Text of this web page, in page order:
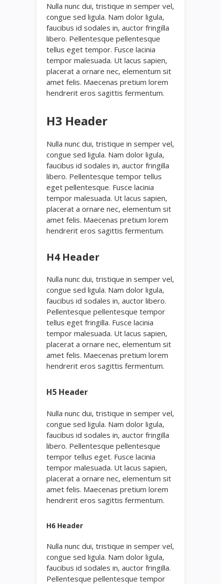
Nulla nunc dui, tristique in semper vel,
congue sed ligula. Nam dolor ligula,
faucibus id sodales in, auctor fringilla
libero. Pellentesque pellentesque
tellus eget tempor. Fusce lacinia
tempor malesuada. Ut lacus sapien,
placerat a ornare nec, elementum sit
amet felis. Maecenas pretium lorem
hendrerit eros sagittis fermentum.
H3 Header
Nulla nunc dui, tristique in semper vel,
congue sed ligula. Nam dolor ligula,
faucibus id sodales in, auctor fringilla
libero. Pellentesque tempor tellus
eget pellentesque. Fusce lacinia
tempor malesuada. Ut lacus sapien,
placerat a ornare nec, elementum sit
amet felis. Maecenas pretium lorem
hendrerit eros sagittis fermentum.
H4 Header
Nulla nunc dui, tristique in semper vel,
congue sed ligula. Nam dolor ligula,
faucibus id sodales in, auctor libero.
Pellentesque pellentesque tempor
tellus eget fringilla. Fusce lacinia
tempor malesuada. Ut lacus sapien,
placerat a ornare nec, elementum sit
amet felis. Maecenas pretium lorem
hendrerit eros sagittis fermentum.
H5 Header
Nulla nunc dui, tristique in semper vel,
congue sed ligula. Nam dolor ligula,
faucibus id sodales in, auctor fringilla
libero. Pellentesque pellentesque
tempor tellus eget. Fusce lacinia
tempor malesuada. Ut lacus sapien,
placerat a ornare nec, elementum sit
amet felis. Maecenas pretium lorem
hendrerit eros sagittis fermentum.
H6 Header
Nulla nunc dui, tristique in semper vel,
congue sed ligula. Nam dolor ligula,
faucibus id sodales in, auctor fringilla.
Pellentesque pellentesque tempor